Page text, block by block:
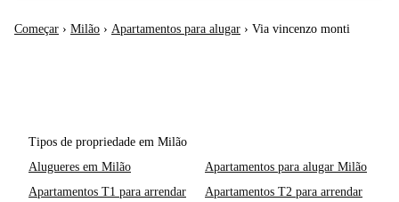
Começar › Milão › Apartamentos para alugar › Via vincenzo monti
Tipos de propriedade em Milão
Alugueres em Milão
Apartamentos para alugar Milão
Apartamentos T1 para arrendar
Apartamentos T2 para arrendar